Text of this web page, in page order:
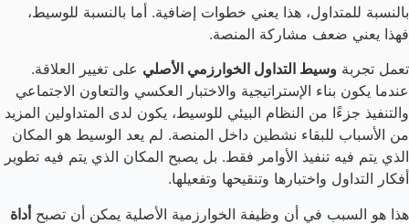
بالنسبة للمتداول، هذا يعني خطوات إضافية. أما بالنسبة للوسيط،
فهذا يعني ضعف مشاركة المنصة.
تعمل تجربة وسيط التداول الخوارزمي الأصلي على تغيير العلاقة.
عندما يكون بناء الإستراتيجية والاختبار العكسي والتعاون الاجتماعي
والتنفيذ جزءًا من النظام البيئي للوسيط، يكون لدى المتداولين المزيد
من الأسباب للبقاء نشطين داخل المنصة. لم يعد الوسيط هو المكان
الذي يتم فيه تنفيذ الأوامر فقط. بل يصبح المكان الذي يتم فيه تطوير
أفكار التداول واختبارها وتنقيحها وتفعيلها.
هذا هو السبب في أن وظيفة الخوارزمية الأصلية يمكن أن تصبحأداة